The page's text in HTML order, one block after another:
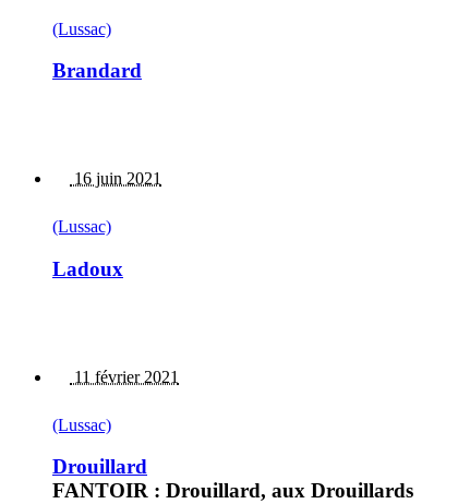
(Lussac)
Brandard
16 juin 2021
(Lussac)
Ladoux
11 février 2021
(Lussac)
Drouillard
FANTOIR : Drouillard, aux Drouillards